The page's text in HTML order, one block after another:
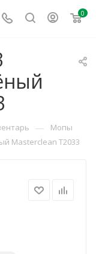
0
— Мопы
Masterclean T2033